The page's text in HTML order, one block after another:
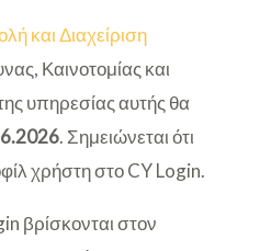
και Διαχείριση
Καινοτομίας και
υπηρεσίας αυτής θα
. Σημειώνεται ότι
χρήστη στο CY Login.
βρίσκονται στον